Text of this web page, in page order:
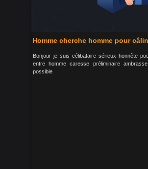
Homme cherche homme pour
Bonjour je suis célibataire sérieux honnête
entre homme caresse préliminaire
possible